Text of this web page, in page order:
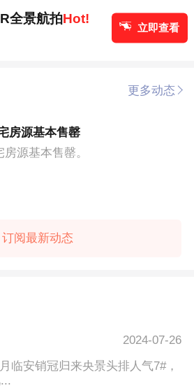
全景航拍Hot!
立即查看
更多动态
房源基本售罄
源基本售罄。
订阅最新动态
2024-07-26
临安销冠归来央景头排人气7#，